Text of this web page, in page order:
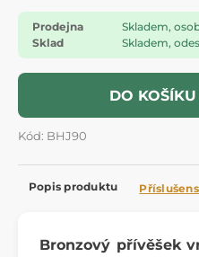
Prodejna
Skladem,
Sklad
Skladem,
DO KOŠÍKU
Kód: BHJ90
Popis produktu
Bronzový přívěšek